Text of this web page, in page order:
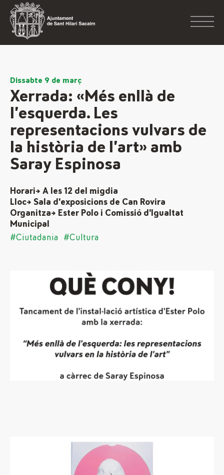
Dissabte 9 de març
Xerrada: «Més enllà de
l’esquerda. Les
representacions vulvars de
la història de l’art» amb
Saray Espinosa
Horari→ A les 12 del migdia
Lloc→ Sala d'exposicions de Can Rovira
Organitza→ Ester Polo i Comissió d'Igualtat
Municipal
#Ciutadania
#Cultura